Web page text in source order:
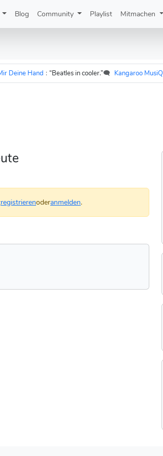
Blog Community Playlist Mitmachen
Hand : “Beatles in cooler.”🗨️ Kangaroo MusiQue zu
registrierenoderanmelden.